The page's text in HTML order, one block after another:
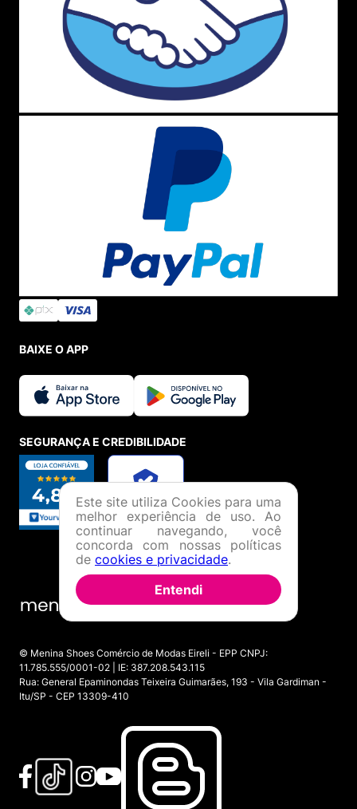
BAIXE O APP
SEGURANÇA E CREDIBILIDADE
© Menina Shoes Comércio de Modas Eireli - EPP CNPJ:
11.785.555/0001-02 | IE: 387.208.543.115
Rua: General Epaminondas Teixeira Guimarães, 193 - Vila Gardiman -
Itu/SP - CEP 13309-410
Este site utiliza Cookies para uma
melhor experiência de uso. Ao
continuar navegando, você
concorda com nossas políticas
de cookies e privacidade.
Entendi